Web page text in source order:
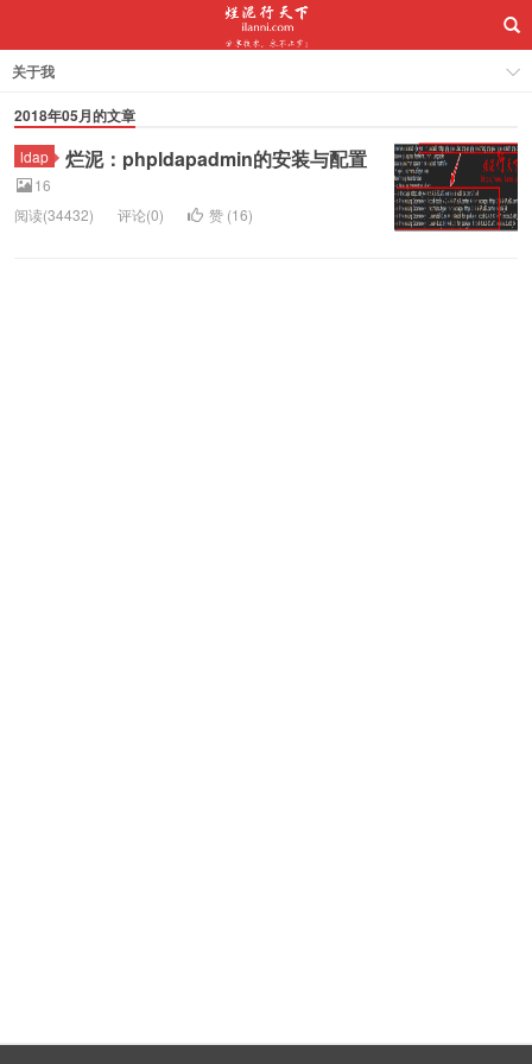
关于我
2018年05月的文章
ldap 烂泥：phpldapadmin的安装与配置
16
阅读(34432)
评论(0) 赞 (16)